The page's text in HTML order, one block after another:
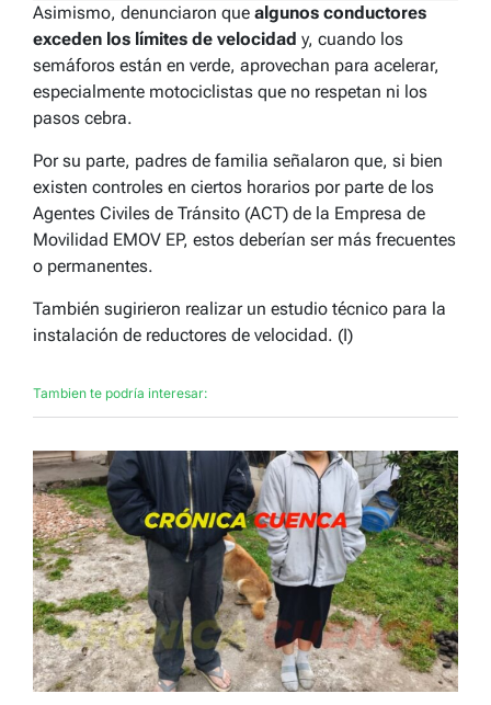
Asimismo, denunciaron que algunos conductores
exceden los límites de velocidad y, cuando los
semáforos están en verde, aprovechan para acelerar,
especialmente motociclistas que no respetan ni los
pasos cebra.
Por su parte, padres de familia señalaron que, si bien
existen controles en ciertos horarios por parte de los
Agentes Civiles de Tránsito (ACT) de la Empresa de
Movilidad EMOV EP, estos deberían ser más frecuentes
o permanentes.
También sugirieron realizar un estudio técnico para la
instalación de reductores de velocidad. (I)
Tambien te podría interesar: